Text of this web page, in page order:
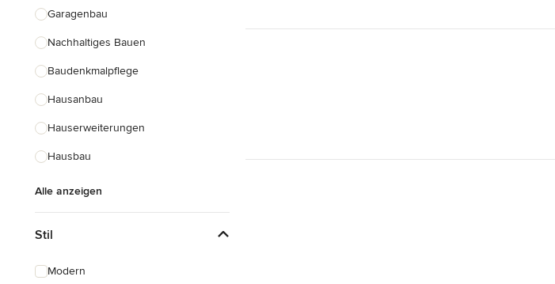
Garagenbau
Nachhaltiges Bauen
Baudenkmalpflege
Hausanbau
Hauserweiterungen
Hausbau
Alle anzeigen
Stil
Modern